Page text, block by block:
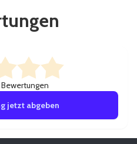
jetzt abgeben